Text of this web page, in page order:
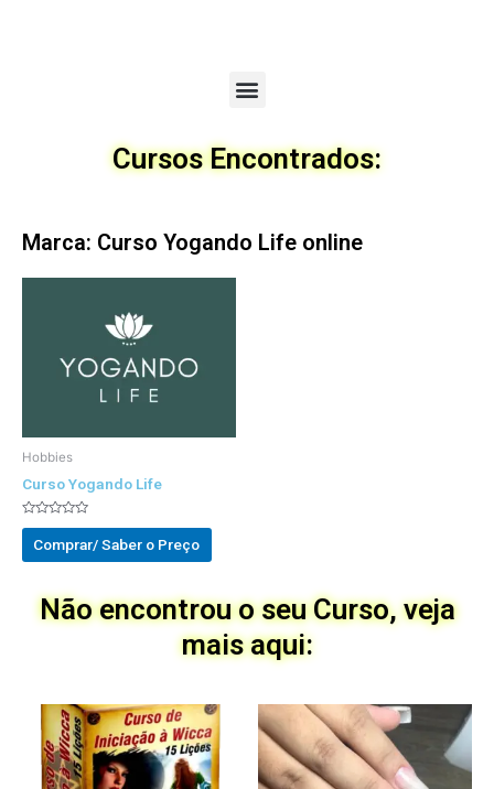
Menu
Cursos Encontrados:
Marca: Curso Yogando Life online
Hobbies
Curso Yogando Life
Avaliado
out
of
Comprar/ Saber o Preço
Não encontrou o seu Curso, veja
mais aqui: